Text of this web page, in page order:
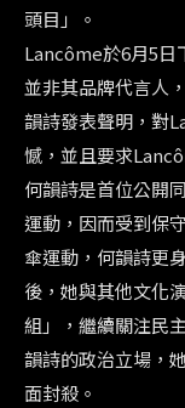
頭目」。
Lancôme於6月5日
並非其品牌代言人
韻詩發表聲明，對
憾，並且要求
何韻詩是首位公開
運動，因而受到保
傘運動，何韻詩更
後，她與其他文化
組」，繼續關注民
韻詩的政治立場，
面封殺。